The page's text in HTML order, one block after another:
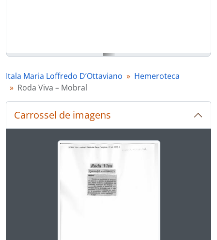
Itala Maria Loffredo D’Ottaviano
Hemeroteca
Roda Viva – Mobral
Carrossel de imagens
Ao alterar o slide atual deste carrossel, o título